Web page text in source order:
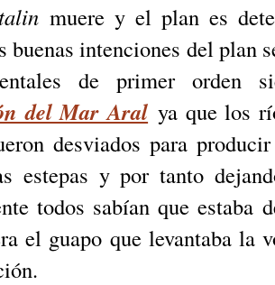
muere y el plan es
buenas intenciones del plan
de primer orden
del Mar Aral ya que los
desviados para
estepas y por tanto
todos sabían que estaba
el guapo que levantaba la